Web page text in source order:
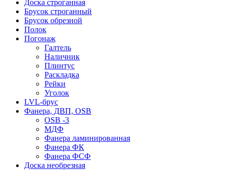
Доска строганная
Брусок строганный
Брусок обрезной
Полок
Погонаж
Галтель
Наличник
Плинтус
Раскладка
Рейки
Уголок
LVL-брус
Фанера, ДВП, OSB
OSB -3
МДФ
Фанера ламинированная
Фанера ФК
Фанера ФСФ
Доска необрезная